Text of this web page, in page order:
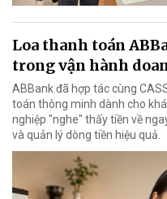
Loa thanh toán
trong vận hành
ABBank đã hợp tác cùng
toán thông minh dành cho
nghiệp "nghe" thấy tiền về
và quản lý dòng tiền hiệu quả.